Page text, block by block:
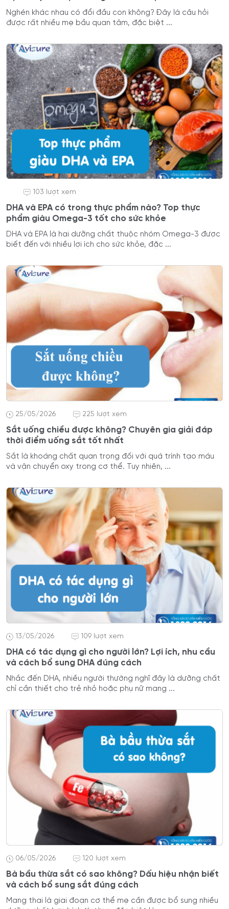
Nghén khác nhau có đổi đầu con không? Đây là câu hỏi
được rất nhiều mẹ bầu quan tâm, đặc biệt ...
103 lượt xem
DHA và EPA có trong thực phẩm nào? Top thực
phẩm giàu Omega-3 tốt cho sức khỏe
DHA và EPA là hai dưỡng chất thuộc nhóm Omega-3 được
biết đến với nhiều lợi ích cho sức khỏe, đặc ...
25/05/2026 225 lượt xem
Sắt uống chiều được không? Chuyên gia giải đáp
thời điểm uống sắt tốt nhất
Sắt là khoáng chất quan trọng đối với quá trình tạo máu
và vận chuyển oxy trong cơ thể. Tuy nhiên, ...
13/05/2026 109 lượt xem
DHA có tác dụng gì cho người lớn? Lợi ích, nhu cầu
và cách bổ sung DHA đúng cách
Nhắc đến DHA, nhiều người thường nghĩ đây là dưỡng chất
chỉ cần thiết cho trẻ nhỏ hoặc phụ nữ mang ...
06/05/2026 120 lượt xem
Bà bầu thừa sắt có sao không? Dấu hiệu nhận biết
và cách bổ sung sắt đúng cách
Mang thai là giai đoạn cơ thể mẹ cần được bổ sung nhiều